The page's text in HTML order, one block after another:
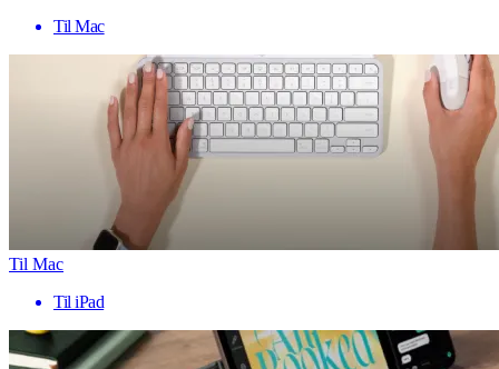
Til Mac
Til Mac
Til iPad